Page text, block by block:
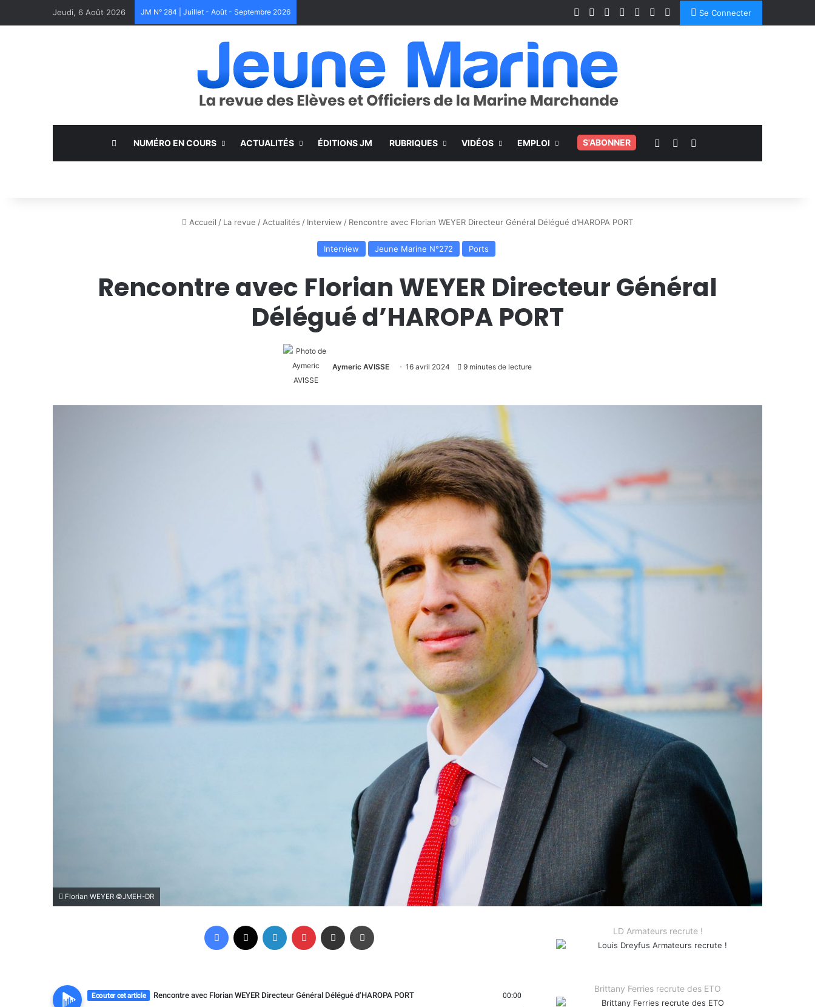
Jeudi, 6 Août 2026 JM N° 284 | Juillet - Août - Septembre 2026 FacebookLinkedinYouTubeInstagram
SpotifyTikTokSe Connecter
NUMÉRO EN COURS ACTUALITÉS ÉDITIONS JM RUBRIQUES VIDÉOS EMPLOI S'ABONNER Voir votre panier
Switch skin
Accueil / La revue / Actualités / Interview / Rencontre avec Florian WEYER Directeur Général Délégué d’HAROPA PORT
Interview Jeune Marine N°272 Ports
Rencontre avec Florian WEYER Directeur Général
Délégué d’HAROPA PORT
Aymeric AVISSE 16 avril 2024 9 minutes de lecture
Florian WEYER ©JMEH-DR
Facebook Linkedin Pinterest Partager par email
Ecouter cet article Rencontre avec Florian WEYER Directeur Général Délégué d’HAROPA PORT 00:00
LD Armateurs recrute !
Brittany Ferries recrute des ETO